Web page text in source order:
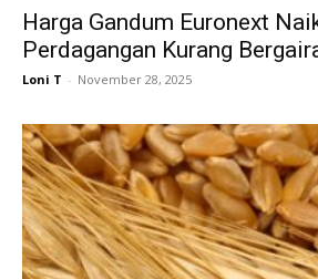
Harga Gandum Euronext
Perdagangan Kurang
Loni T - November 28, 2025